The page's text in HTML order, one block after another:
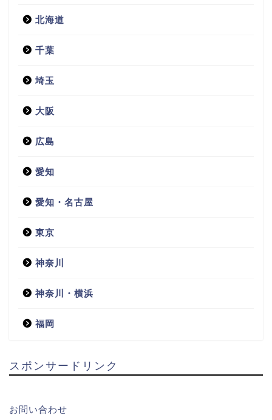
北海道
千葉
埼玉
大阪
広島
愛知
愛知・名古屋
東京
神奈川
神奈川・横浜
福岡
スポンサードリンク
お問い合わせ